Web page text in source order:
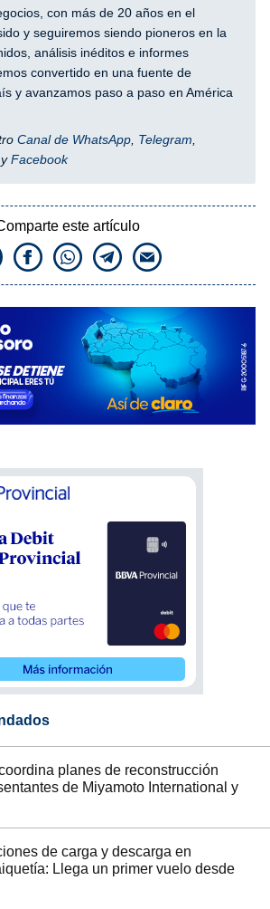
con más de 20 años en el
y seguiremos siendo pioneros en la
análisis inéditos e informes
convertido en una fuente de
y avanzamos paso a paso en América
Canal de WhatsApp Telegram
yFacebook
este artículo
planes de reconstrucción
de Miyamoto International y
de carga y descarga en
Llega un primer vuelo desde